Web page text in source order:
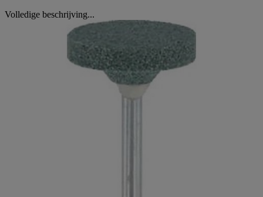
Volledige beschrijving...